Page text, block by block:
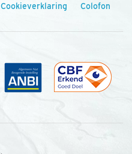
Cookieverklaring Colofon